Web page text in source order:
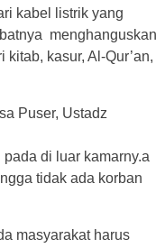
kabel listrik yang
menghanguskan
kasur, Al-Qur’an,
Puser, Ustadz
di luar kamarny.a
tidak ada korban
masyarakat harus